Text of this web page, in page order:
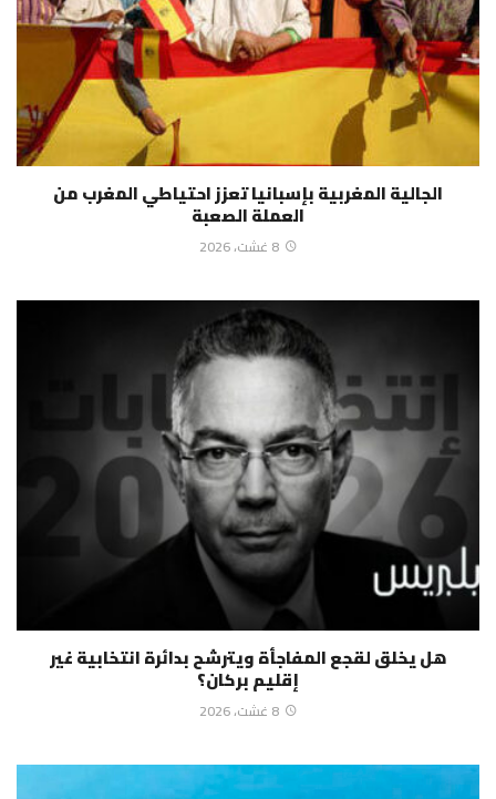
الجالية المغربية بإسبانيا تعزز احتياطي المغرب من
العملة الصعبة
8 غشت، 2026
هل يخلق لقجع المفاجأة ويترشح بدائرة انتخابية غير
إقليم بركان؟
8 غشت، 2026